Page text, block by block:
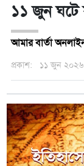
১১ জুন ঘটে
আমার বার্তা
প্রকাশ: ১১ জুন